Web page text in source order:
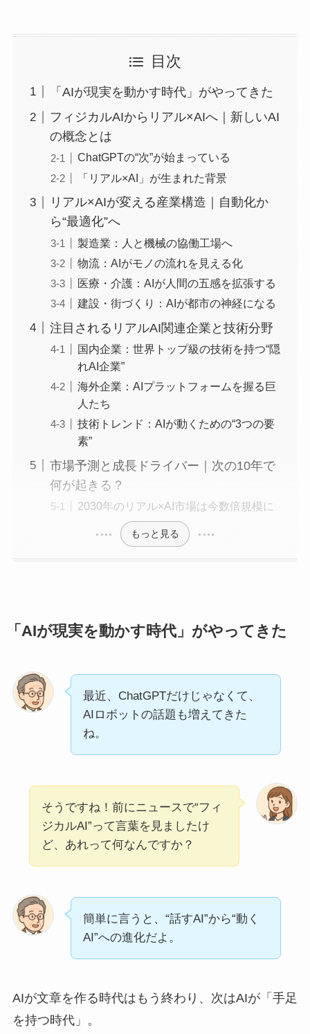
目次
「AIが現実を動かす時代」がやってきた
フィジカルAIからリアル×AIへ｜新しいAI
の概念とは
ChatGPTの“次”が始まっている
「リアル×AI」が生まれた背景
リアル×AIが変える産業構造｜自動化か
ら“最適化”へ
製造業：人と機械の協働工場へ
物流：AIがモノの流れを見える化
医療・介護：AIが人間の五感を拡張する
建設・街づくり：AIが都市の神経になる
注目されるリアルAI関連企業と技術分野
国内企業：世界トップ級の技術を持つ“隠
れAI企業”
海外企業：AIプラットフォームを握る巨
人たち
技術トレンド：AIが動くための“3つの要
素”
市場予測と成長ドライバー｜次の10年で
何が起きる？
2030年のリアル×AI市場は今数倍規模に
もっと見る
「AIが現実を動かす時代」がやってきた
最近、ChatGPTだけじゃなくて、
AIロボットの話題も増えてきた
ね。
そうですね！前にニュースで“フィ
ジカルAI”って言葉を見ましたけ
ど、あれって何なんですか？
簡単に言うと、“話すAI”から“動く
AI”への進化だよ。
AIが文章を作る時代はもう終わり、次はAIが「手足
を持つ時代」。